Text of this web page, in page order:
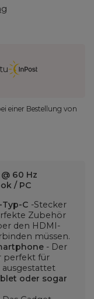
einer Bestellung von
60 Hz
/ PC
Typ-C -Stecker
Zubehör
den HDMI-
müssen.
- Der
perfekt für
oder sogar